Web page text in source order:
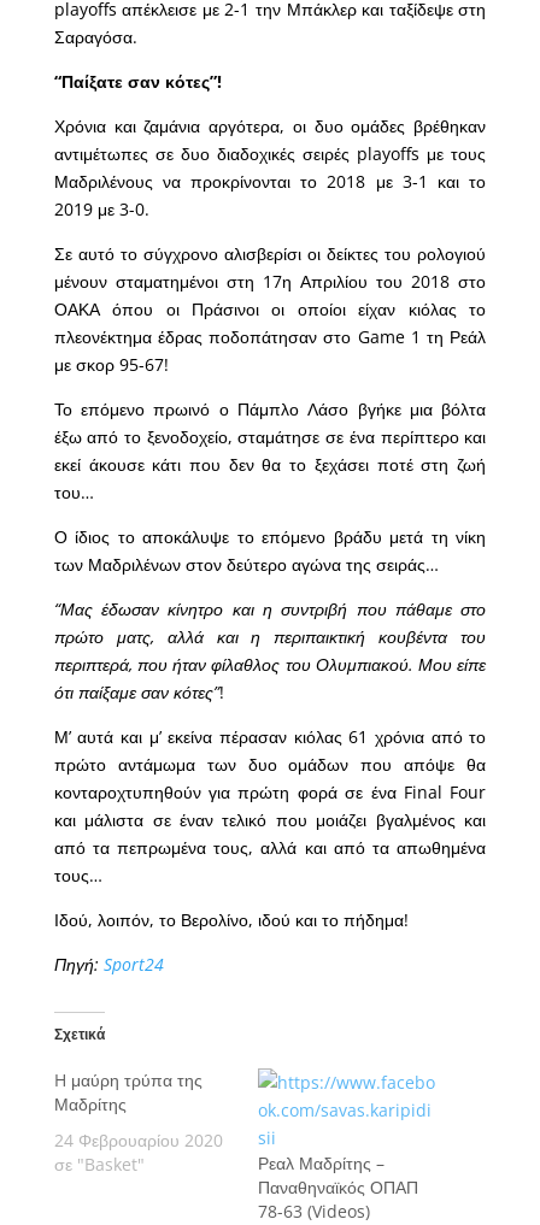
playoffs απέκλεισε με 2-1 την Μπάκλερ και ταξίδεψε στη
Σαραγόσα.
“Παίξατε σαν κότες”!
Χρόνια και ζαμάνια αργότερα, οι δυο ομάδες βρέθηκαν
αντιμέτωπες σε δυο διαδοχικές σειρές playoffs με τους
Μαδριλένους να προκρίνονται το 2018 με 3-1 και το
2019 με 3-0.
Σε αυτό το σύγχρονο αλισβερίσι οι δείκτες του ρολογιού
μένουν σταματημένοι στη 17η Απριλίου του 2018 στο
ΟΑΚΑ όπου οι Πράσινοι οι οποίοι είχαν κιόλας το
πλεονέκτημα έδρας ποδοπάτησαν στο Game 1 τη Ρεάλ
με σκορ 95-67!
Το επόμενο πρωινό ο Πάμπλο Λάσο βγήκε μια βόλτα
έξω από το ξενοδοχείο, σταμάτησε σε ένα περίπτερο και
εκεί άκουσε κάτι που δεν θα το ξεχάσει ποτέ στη ζωή
του…
Ο ίδιος το αποκάλυψε το επόμενο βράδυ μετά τη νίκη
των Μαδριλένων στον δεύτερο αγώνα της σειράς…
“Μας έδωσαν κίνητρο και η συντριβή που πάθαμε στο
πρώτο ματς, αλλά και η περιπαικτική κουβέντα του
περιπτερά, που ήταν φίλαθλος του Ολυμπιακού. Μου είπε
ότι παίξαμε σαν κότες”!
Μ’ αυτά και μ’ εκείνα πέρασαν κιόλας 61 χρόνια από το
πρώτο αντάμωμα των δυο ομάδων που απόψε θα
κονταροχτυπηθούν για πρώτη φορά σε ένα Final Four
και μάλιστα σε έναν τελικό που μοιάζει βγαλμένος και
από τα πεπρωμένα τους, αλλά και από τα απωθημένα
τους…
Ιδού, λοιπόν, το Βερολίνο, ιδού και το πήδημα!
Πηγή: Sport24
Σχετικά
H μαύρη τρύπα της
Μαδρίτης
24 Φεβρουαρίου 2020
σε "Basket"
Ρεαλ Μαδρίτης –
Παναθηναϊκός ΟΠΑΠ
78-63 (Videos)